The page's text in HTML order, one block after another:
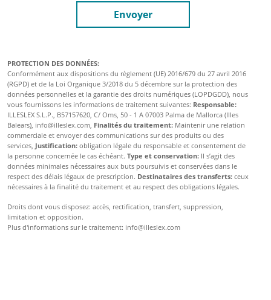
Envoyer
PROTECTION DES DONNÉES:
Conformément aux dispositions du règlement (UE) 2016/679 du 27 avril 2016
(RGPD) et de la Loi Organique 3/2018 du 5 décembre sur la protection des
données personnelles et la garantie des droits numériques (LOPDGDD), nous
vous fournissons les informations de traitement suivantes: Responsable:
ILLESLEX S.L.P., B57157620, C/ Oms, 50 - 1 A 07003 Palma de Mallorca (Illes
Balears), info@illeslex.com, Finalités du traitement: Maintenir une relation
commerciale et envoyer des communications sur des produits ou des
services, Justification: obligation légale du responsable et consentement de
la personne concernée le cas échéant. Type et conservation: Il s’agit des
données minimales nécessaires aux buts poursuivis et conservées dans le
respect des délais légaux de prescription. Destinataires des transferts: ceux
nécessaires à la finalité du traitement et au respect des obligations légales.
Droits dont vous disposez: accès, rectification, transfert, suppression,
limitation et opposition.
Plus d'informations sur le traitement: info@illeslex.com